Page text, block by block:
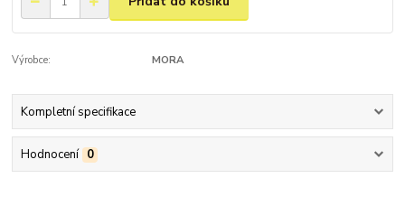
Výrobce: MORA
Kompletní specifikace
Hodnocení 0